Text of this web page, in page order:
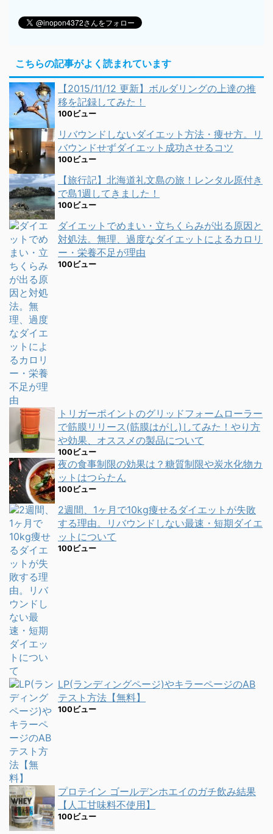
こちらの記事がよく読まれています
【2015/11/12 更新】ボルダリングの上達の推
移を記録してみた！
100ビュー
リバウンドしないダイエット方法・痩せ方。リ
バウンドせずダイエット成功させるコツ
100ビュー
【旅行記】北海道礼文島の旅！レンタル原付き
で島1週してきました！
100ビュー
ダイエットでめまい・立ちくらみが出る原因と
対処法。無理、過度なダイエットによるカロリ
ー・栄養不足が理由
100ビュー
トリガーポイントのグリッドフォームローラー
で筋膜リリース(筋膜はがし)してみた！やり方
や効果、オススメの製品について
100ビュー
夜の食事制限の効果は？糖質制限や炭水化物カ
ットはつらたん
100ビュー
2週間、1ヶ月で10kg痩せるダイエットが失敗
する理由。リバウンドしない最速・短期ダイエ
ットについて
100ビュー
LP(ランディングページ)やキラーページのAB
テスト方法【無料】
100ビュー
プロテイン ゴールデンホエイのガチ飲み結果
【人工甘味料不使用】
100ビュー